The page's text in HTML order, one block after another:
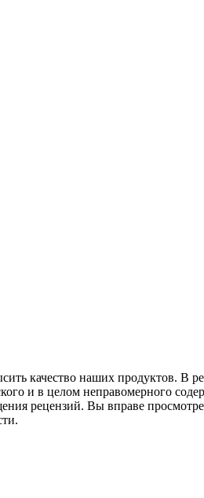
качество наших продуктов. В
и в целом неправомерного
рецензий. Вы вправе